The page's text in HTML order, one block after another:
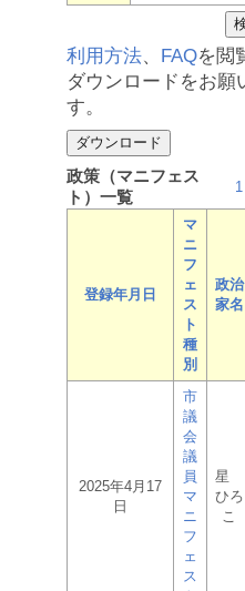
利用方法、 FAQを閲
ダウンロードをお願
す。
政策（マニフェス
ト）一覧
1
登録年月日
マ
ニ
フ
ェ
ス
ト
種
別
政治
家名
2025年4月17
日
市
議
会
議
員
マ
ニ
フ
ェ
ス
星
ひろ
こ